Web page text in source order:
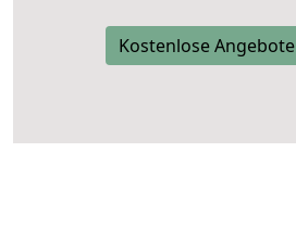
Kostenlose